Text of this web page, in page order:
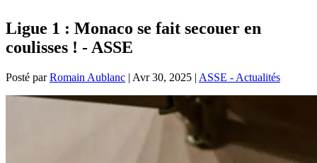
Ligue 1 : Monaco se fait secouer en
coulisses ! - ASSE
Posté parRomain Aublanc | Avr 30, 2025 | ASSE - Actualités